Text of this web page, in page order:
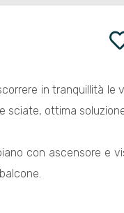
in tranquillità le
sciate, ottima
con ascensore e